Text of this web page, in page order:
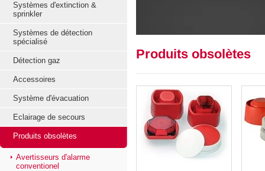
Systèmes d'extinction &
sprinkler
Systèmes de détection
spécialisé
Détection gaz
Accessoires
Système d'évacuation
Eclairage de secours
Produits obsolètes
Avertisseurs d'alarme
conventionel
Produits obsolètes